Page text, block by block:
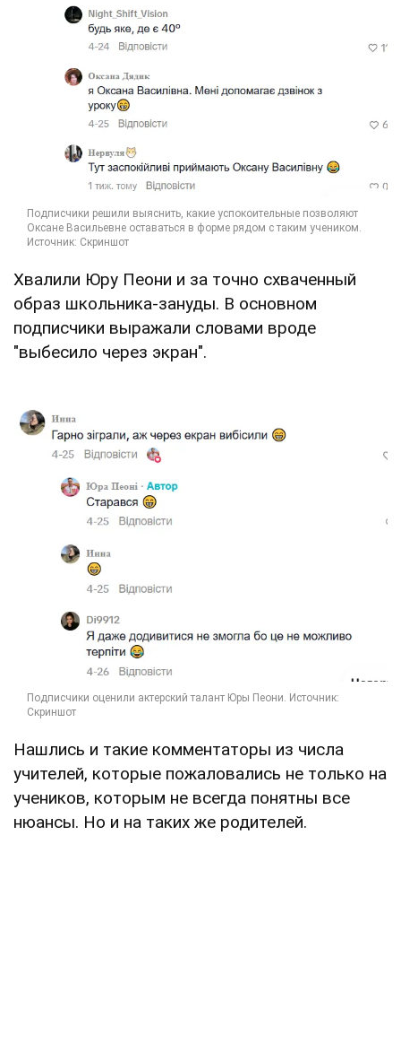
Хвалили Юру Пеони и за точно схваченный
образ школьника-зануды. В основном
подписчики выражали словами вроде
"выбесило через экран".
Нашлись и такие комментаторы из числа
учителей, которые пожаловались не только на
учеников, которым не всегда понятны все
нюансы. Но и на таких же родителей.